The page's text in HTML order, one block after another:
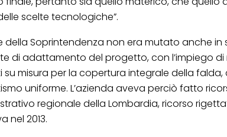
scelte tecnologiche”.
della Soprintendenza non era mutato anche
di adattamento del progetto, con l’impiego
su misura per la copertura integrale della falda,
uniforme. L’azienda aveva perciò fatto
regionale della Lombardia, ricorso
nel 2013.